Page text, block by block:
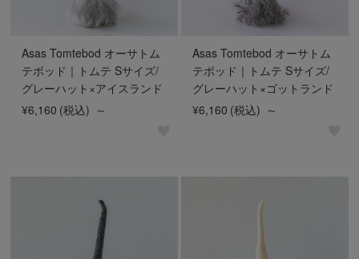
Asas Tomtebod オーサトム
テボッド｜トムテ Sサイズ/
グレーハット×アイスランド
¥6,160 (税込) ～
Asas Tomtebod オーサトム
テボッド｜トムテ Sサイズ/
グレーハット×ゴットランド
¥6,160 (税込) ～